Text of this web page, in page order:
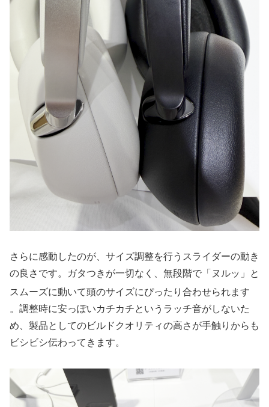
さらに感動したのが、サイズ調整を行うスライダーの動き
の良さです。ガタつきが一切なく、無段階で「ヌルッ」と
スムーズに動いて頭のサイズにぴったり合わせられます
。調整時に安っぽいカチカチというラッチ音がしないた
め、製品としてのビルドクオリティの高さが手触りからも
ビシビシ伝わってきます。